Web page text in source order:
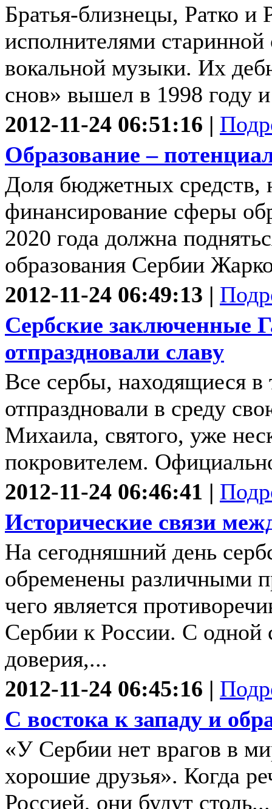
Братья-близнецы, Ратко
исполнителями старинной
вокальной музыки. Их
снов» вышел в 1998 году
2012-11-24 06:51:16 |
Oбразование –
Доля бюджетных средств,
финансирование сферы
2020 года должна
образования Сербии
2012-11-24 06:49:13 |
Сербские заключенные
отпраздновали славу
Все сербы, находящиеся в
отпраздновали в среду
Михаила, святого, уже
покровителем.
2012-11-24 06:46:41 |
Исторические связи
На сегодняшний день
обременены различными
чего является
Сербии к России. С одной
доверия,...
2012-11-24 06:45:16 |
С востока к западу и
«У Сербии нет врагов в
хорошие друзья». Когда
Россией, они будут столь...